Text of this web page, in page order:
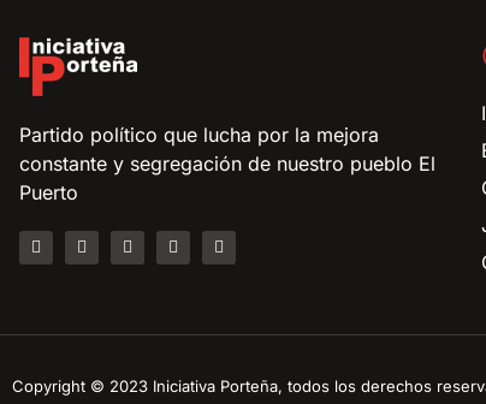
Partido político que lucha por la mejora
constante y segregación de nuestro pueblo El
Puerto
Copyright © 2023 Iniciativa Porteña, todos los derechos